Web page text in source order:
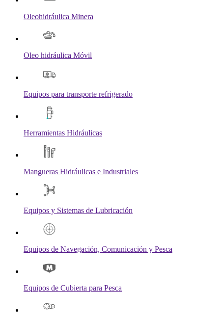
Oleohidráulica Minera
Oleo hidráulica Móvil
Equipos para transporte refrigerado
Herramientas Hidráulicas
Mangueras Hidráulicas e Industriales
Equipos y Sistemas de Lubricación
Equipos de Navegación, Comunicación y Pesca
Equipos de Cubierta para Pesca